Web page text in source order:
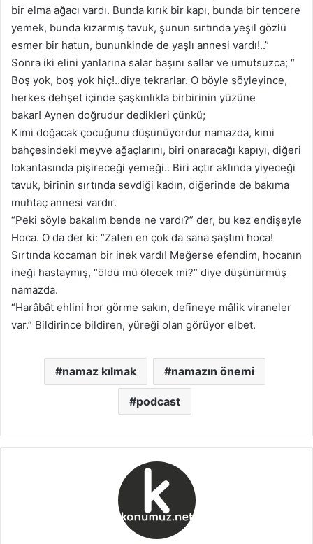
bir elma ağacı vardı. Bunda kırık bir kapı, bunda bir tencere
yemek, bunda kızarmış tavuk, şunun sırtında yeşil gözlü
esmer bir hatun, bununkinde de yaşlı annesi vardı!..”
Sonra iki elini yanlarına salar başını sallar ve umutsuzca; “
Boş yok, boş yok hiç!..diye tekrarlar. O böyle söyleyince,
herkes dehşet içinde şaşkınlıkla birbirinin yüzüne
bakar! Aynen doğrudur dedikleri çünkü;
Kimi doğacak çocuğunu düşünüyordur namazda, kimi
bahçesindeki meyve ağaçlarını, biri onaracağı kapıyı, diğeri
lokantasında pişireceği yemeği.. Biri açtır aklında yiyeceği
tavuk, birinin sırtında sevdiği kadın, diğerinde de bakıma
muhtaç annesi vardır.
“Peki söyle bakalım bende ne vardı?” der, bu kez endişeyle
Hoca. O da der ki: “Zaten en çok da sana şaştım hoca!
Sırtında kocaman bir inek vardı! Meğerse efendim, hocanın
ineği hastaymış, “öldü mü ölecek mi?” diye düşünürmüş
namazda.
“Harâbât ehlini hor görme sakın, defineye mâlik viraneler
var.” Bildirince bildiren, yüreği olan görüyor elbet.
namaz kılmak namazın önemi
podcast